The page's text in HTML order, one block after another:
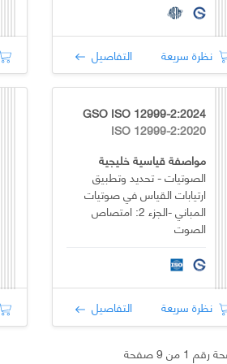
نظرة سريعة التفاصيل
GSO ISO 12999-2:2024
ISO 12999-2:2020
مواصفة قياسية خليجية
الصوتيات - تحديد وتطبيق
ارتيابات القياس في صوتيات
المباني -الجزء 2: امتصاص
الصوت
نظرة سريعة التفاصيل
1 من 9 صفحة